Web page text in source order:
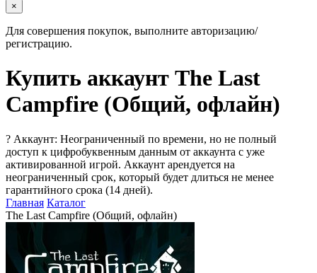
×
Для совершения покупок, выполните авторизацию/
регистрацию.
Купить аккаунт The Last
Campfire (Общий, офлайн)
? Аккаунт: Неограниченный по времени, но не полный
доступ к цифробуквенным данным от аккаунта с уже
активированной игрой. Аккаунт арендуется на
неограниченный срок, который будет длиться не менее
гарантийного срока (14 дней).
Главная Каталог
The Last Campfire (Общий, офлайн)